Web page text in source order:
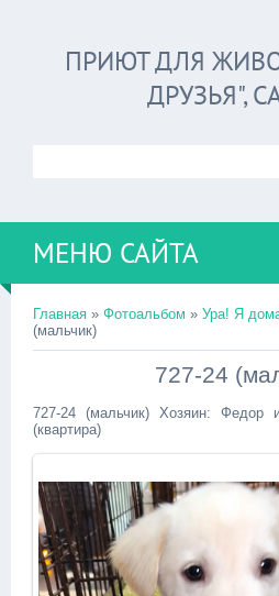
ПРИЮТ ДЛЯ
ДРУЗЬЯ",
МЕНЮ САЙТА
Главная » Фотоальбом » Ура! Я
(мальчик)
727-24
727-24 (мальчик) Хозяин: Федор
(квартира)